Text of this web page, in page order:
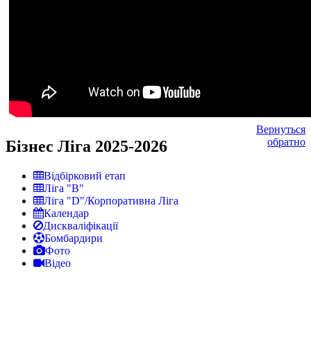
Вернуться
обратно
Бізнес Ліга 2025-2026
Відбірковий етап
Ліга "В"
Ліга "D"/Корпоративна Ліга
Календар
Дискваліфікації
Бомбардири
Фото
Відео